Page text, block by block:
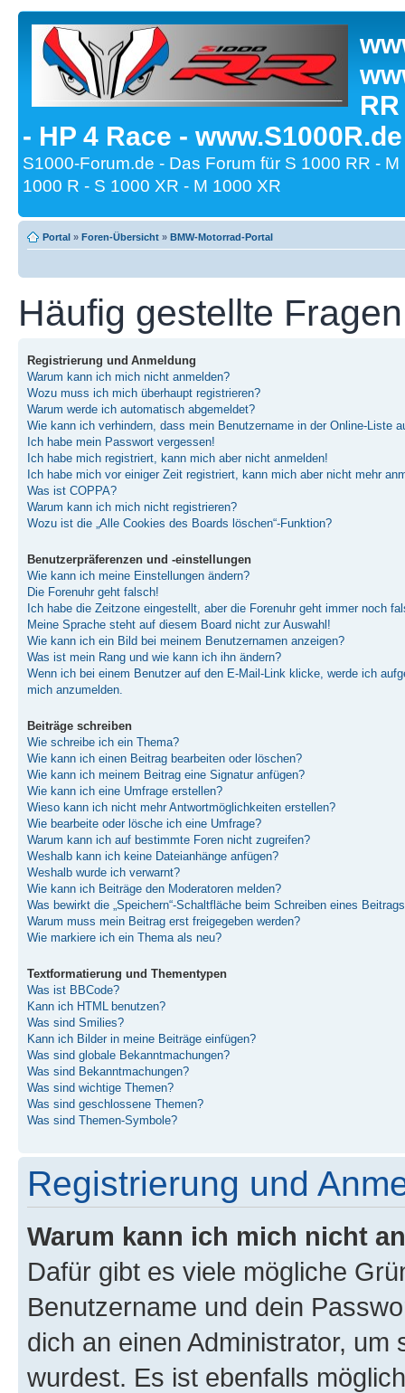
- HP 4 Race -
S1000-Forum.de - Das Forum für S 1000 RR -
1000 R - S 1000 XR - M 1000 XR
Portal » Foren-Übersicht » BMW-Motorrad-Portal
Häufig gestellte Fragen
Registrierung und Anmeldung
Warum kann ich mich nicht anmelden?
Wozu muss ich mich überhaupt registrieren?
Warum werde ich automatisch abgemeldet?
Wie kann ich verhindern, dass mein Benutzername in der Online-Liste
Ich habe mein Passwort vergessen!
Ich habe mich registriert, kann mich aber nicht anmelden!
Ich habe mich vor einiger Zeit registriert, kann mich aber nicht mehr
Was ist COPPA?
Warum kann ich mich nicht registrieren?
Wozu ist die „Alle Cookies des Boards löschen“-Funktion?
Benutzerpräferenzen und -einstellungen
Wie kann ich meine Einstellungen ändern?
Die Forenuhr geht falsch!
Ich habe die Zeitzone eingestellt, aber die Forenuhr geht immer noch
Meine Sprache steht auf diesem Board nicht zur Auswahl!
Wie kann ich ein Bild bei meinem Benutzernamen anzeigen?
Was ist mein Rang und wie kann ich ihn ändern?
Wenn ich bei einem Benutzer auf den E-Mail-Link klicke, werde ich
mich anzumelden.
Beiträge schreiben
Wie schreibe ich ein Thema?
Wie kann ich einen Beitrag bearbeiten oder löschen?
Wie kann ich meinem Beitrag eine Signatur anfügen?
Wie kann ich eine Umfrage erstellen?
Wieso kann ich nicht mehr Antwortmöglichkeiten erstellen?
Wie bearbeite oder lösche ich eine Umfrage?
Warum kann ich auf bestimmte Foren nicht zugreifen?
Weshalb kann ich keine Dateianhänge anfügen?
Weshalb wurde ich verwarnt?
Wie kann ich Beiträge den Moderatoren melden?
Was bewirkt die „Speichern“-Schaltfläche beim Schreiben eines
Warum muss mein Beitrag erst freigegeben werden?
Wie markiere ich ein Thema als neu?
Textformatierung und Thementypen
Was ist BBCode?
Kann ich HTML benutzen?
Was sind Smilies?
Kann ich Bilder in meine Beiträge einfügen?
Was sind globale Bekanntmachungen?
Was sind Bekanntmachungen?
Was sind wichtige Themen?
Was sind geschlossene Themen?
Was sind Themen-Symbole?
Registrierung und
Warum kann ich mich nicht
Dafür gibt es viele mögliche
Benutzername und dein
dich an einen Administrator,
wurdest. Es ist ebenfalls